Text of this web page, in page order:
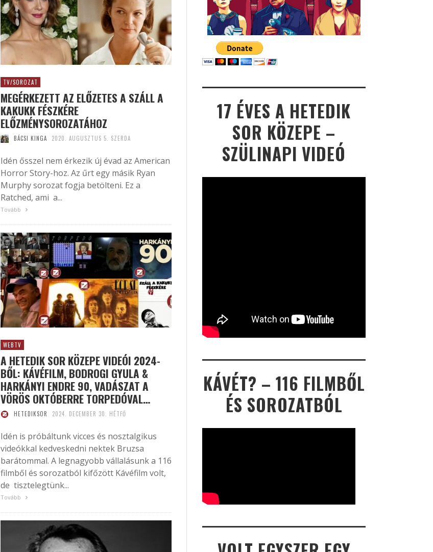
TV/SOROZAT
MEGÉRKEZETT AZ ELŐZETES A SZÁLL A
KAKUKK FÉSZKÉRE
ELŐZMÉNYSOROZATÁHOZ
BÁCSI KINGA 2020. AUGUSZTUS 5. SZERDA
Idén ősszel nem érkezik új évad az American
Horror Story-hoz. Az űrt egy másik Ryan
Murphy sorozat fogja betölteni. Ez a
Ratched, ami a...
Tovább
WEBTV
A HETEDIK SOR KÖZEPE VIDEÓI 2024-
BŐL: KÁVÉFILM, BODROGI GYULA &
HARKÁNYI ENDRE 90, VADÁSZAT A
VÖRÖS OKTÓBERRE TORPEDÓVAL…
HETEDIKSOR 2024. DECEMBER 30. HÉTFŐ
Idén is próbáltunk vicces és nosztalgikus
videókkal kedveskedni nektek Bruzsa
barátommal. A legnagyobb vállalásunk a 116
filmből és sorozatból kifőzött Kávéfilm volt,
de tisztelegtünk...
Tovább
17 ÉVES A HETEDIK
SOR KÖZEPE –
SZÜLINAPI VIDEÓ
KÁVÉT? – 116 FILMBŐL
ÉS SOROZATBÓL